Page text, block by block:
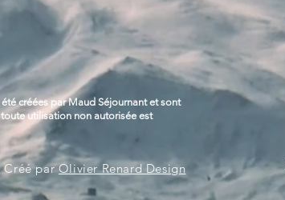
créées par Maud Séjournant et sont
utilisation non autorisée est
Créé parOlivier Renard Design